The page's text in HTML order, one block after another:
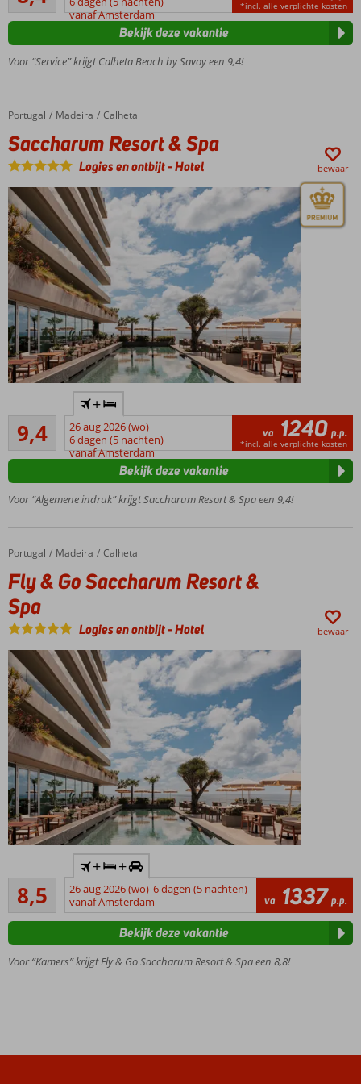
Direct
aan
strand
voor
oud
Meerdere
zwembaden
o.b.v. All
Inclusive
beoordelingenvanaf Amsterdam
*incl. alle verplichte kosten
Voor “Service” krijgt Calheta Beach by Savoy een 9,4!
Bekijk deze vakantie
Home
Portugal Madeira Calheta
Saccharum Resort & Spa
Saccharum Resort & Spa
Logies en ontbijt-Hotel bewaar
luxe
resort
Unieke
zandstrand
Optimaal
in de spa
Infinity
zwembad
met
prachtig
op zee
Halfpension
of
Volpension
ook
mogelijk
9,4Uitstekend
247
beoordelingen
+
26 aug 2026 (wo)
6 dagen (5 nachten)
vanaf Amsterdam
va 1240 p.p.
*incl. alle verplichte kosten
Voor “Algemene indruk” krijgt Saccharum Resort & Spa een 9,4!
Bekijk deze vakantie
Home
Portugal Madeira Calheta
Fly & Go Saccharum Resort & Spa
Fly & Go Saccharum Resort &
Spa
Logies en ontbijt-Hotel bewaar
Unieke
ligging vlak
bij het
Optimaal
in de Spa
prachtig
8,5
Aanrader
4
beoordelingen
+ +
26 aug 2026 (wo) 6 dagen (5 nachten)
vanaf Amsterdam
va 1337 p.p.
Voor “Kamers” krijgt Fly & Go Saccharum Resort & Spa een 8,8!
Bekijk deze vakantie